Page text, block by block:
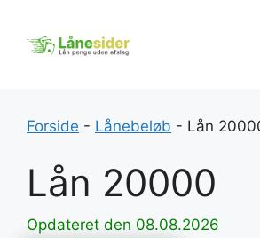
indhold
Forside - Lånebeløb - Lån
Lån 20000
Opdateret den 08.08.2026